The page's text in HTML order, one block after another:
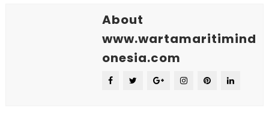
About
www.wartamaritimind
onesia.com